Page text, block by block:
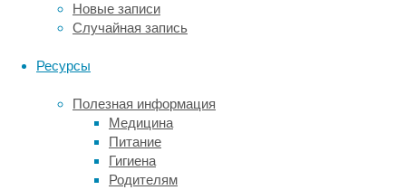
Новые записи
Случайная запись
Ресурсы
Полезная информация
Медицина
Питание
Гигиена
Родителям
Длительность
сеанса
(зависит от зоны)
процедур
недель
Результат